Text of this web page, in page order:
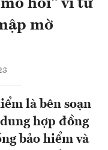
hôi" vì tư
mờ
là bên soạn
hợp đồng
bảo hiểm và